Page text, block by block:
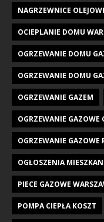
NAGRZEWNICE
OCIEPLANIE DOMU
OGRZEWANIE DOMU
OGRZEWANIE DOMU
OGRZEWANIE GAZEM
OGRZEWANIE GAZOWE
OGRZEWANIE GAZOWE
OGŁOSZENIA
PIECE GAZOWE
POMPA CIEPŁA KOSZT